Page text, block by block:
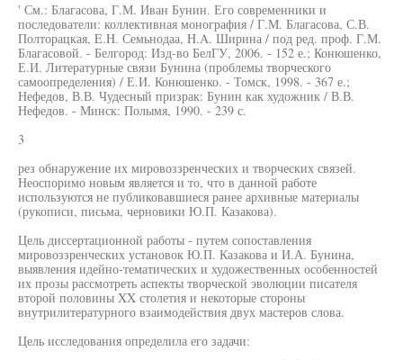
' См.: Благасова, Г.М. Иван Бунин. Его современники и
последователи: коллективная монография / Г.М. Благасова, С.В.
Полторацкая, E.H. Семьнодаа, H.A. Ширина / под ред. проф. Г.М.
Благасовой. - Белгород: Изд-во БелГУ, 2006. - 152 е.; Конюшенко,
Е.И. Литературные связи Бунина (проблемы творческого
самоопределения) / Е.И. Конюшенко. - Томск, 1998. - 367 е.;
Нефедов, В.В. Чудесный призрак: Бунин как художник / В.В.
Нефедов. - Минск: Полымя, 1990. - 239 с.
3
рез обнаружение их мировоззренческих и творческих связей.
Неоспоримо новым является и то, что в данной работе
используются не публиковавшиеся ранее архивные материалы
(рукописи, письма, черновики Ю.П. Казакова).
Цель диссертационной работы - путем сопоставления
мировоззренческих установок Ю.П. Казакова и И.А. Бунина,
выявления идейно-тематических и художественных особенностей
их прозы рассмотреть аспекты творческой эволюции писателя
второй половины XX столетия и некоторые стороны
внутрилитературного взаимодействия двух мастеров слова.
Цель исследования определила его задачи: